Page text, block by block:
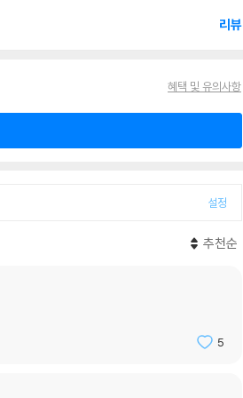
리뷰
혜택 및 유의사항
설정
추천순
5